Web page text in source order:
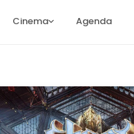
Cinema Agenda